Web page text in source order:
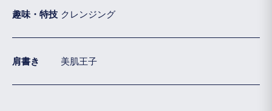
趣味・特技 クレンジング
肩書き 美肌王子